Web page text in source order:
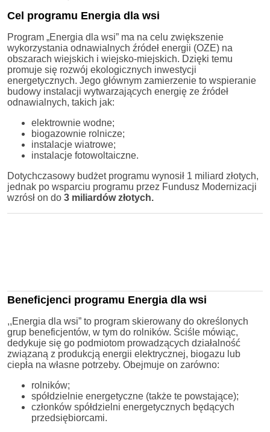
Cel programu Energia dla wsi
Program „Energia dla wsi” ma na celu zwiększenie
wykorzystania odnawialnych źródeł energii (OZE) na
obszarach wiejskich i wiejsko-miejskich. Dzięki temu
promuje się rozwój ekologicznych inwestycji
energetycznych. Jego głównym zamierzenie to wspieranie
budowy instalacji wytwarzających energię ze źródeł
odnawialnych, takich jak:
elektrownie wodne;
biogazownie rolnicze;
instalacje wiatrowe;
instalacje fotowoltaiczne.
Dotychczasowy budżet programu wynosił 1 miliard złotych,
jednak po wsparciu programu przez Fundusz Modernizacji
wzrósł on do 3 miliardów złotych.
Beneficjenci programu Energia dla wsi
,,Energia dla wsi” to program skierowany do określonych
grup beneficjentów, w tym do rolników. Ściśle mówiąc,
dedykuje się go podmiotom prowadzących działalność
związaną z produkcją energii elektrycznej, biogazu lub
ciepła na własne potrzeby. Obejmuje on zarówno:
rolników;
spółdzielnie energetyczne (także te powstające);
członków spółdzielni energetycznych będących
przedsiębiorcami.